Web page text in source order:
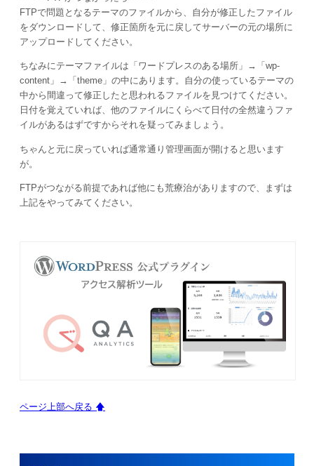
FTPで問題となるテーマのファイルから、自分が修正したファイル
をダウンロードして、修正箇所を元に戻してサーバーの元の場所に
アップロードしてください。
ちなみにテーマファイルは「ワードプレスのある場所」→「wp-
content」→「theme」の中にあります。自分の使っているテーマの
中から間違って修正したと思われるファイルを見つけてください。
日付を覚えていれば、他のファイルにくらべて日付の全然違うファ
イルがあるはずですからそれを疑ってみましょう。
ちゃんと元に戻っていれば通常通り管理画面が開けると思います
が。
FTPがつながる前提であれば他にも荒療治がありますので、まずは
上記をやってみてください。
ページ上部へ戻る 🡅